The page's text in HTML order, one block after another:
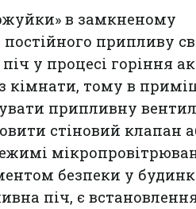
в замкненому
постійного припливу
у процесі горіння
кімнати, тому в
припливну
стіновий клапан
безпеки у
піч, є